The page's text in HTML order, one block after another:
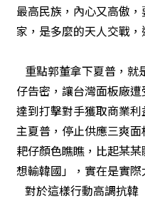
最高民族，內心又高傲
家，是多麼的天人交戰
重點郭董拿下夏普，就
仔告密，讓台灣面板廠
達到打擊對手獲取商業
主夏普，停止供應三爽
耙仔顏色瞧瞧，比起某
想輸韓國」，實在是實際
對於這樣行動高調抗韓